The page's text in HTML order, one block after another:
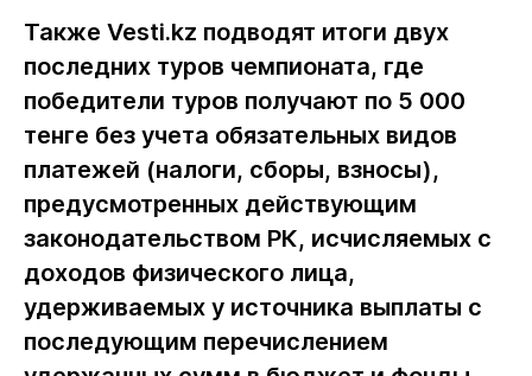
Также Vesti.kz подводят итоги двух
последних туров чемпионата, где
победители туров получают по 5 000
тенге без учета обязательных видов
платежей (налоги, сборы, взносы),
предусмотренных действующим
законодательством РК, исчисляемых с
доходов физического лица,
удерживаемых у источника выплаты с
последующим перечислением